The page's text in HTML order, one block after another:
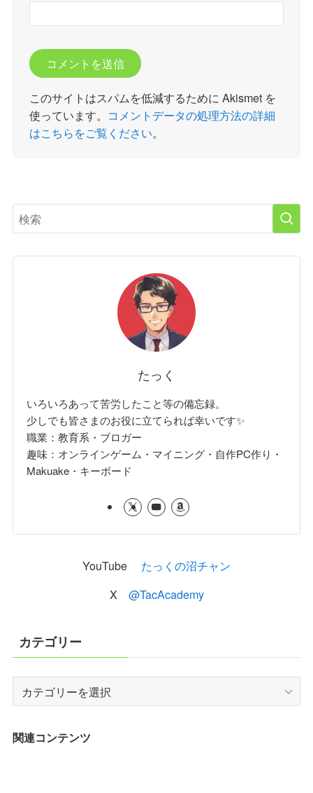
このサイトはスパムを低減するために Akismet を
使っています。 コメントデータの処理方法の詳細
はこちらをご覧ください。
たっく
いろいろあって苦労したこと等の備忘録。
少しでも皆さまのお役に立てられば幸いです✨
職業：教育系・ブロガー
趣味：オンラインゲーム・マイニング・自作PC作り・
Makuake・キーボード
YouTube たっくの沼チャン
X @TacAcademy
カテゴリー
テ
リ
関連コンテンツ